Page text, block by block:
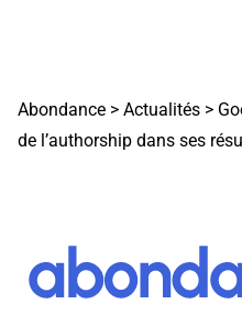
Abondance > Actualités >
de l’authorship dans ses